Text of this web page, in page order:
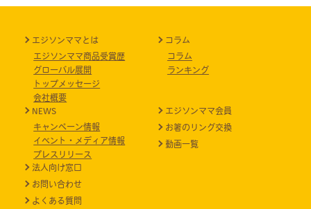
エジソンママとは
エジソンママ商品受賞歴
グローバル展開
トップメッセージ
会社概要
コラム
コラム
ランキング
NEWS
キャンペーン情報
イベント・メディア情報
プレスリリース
エジソンママ会員
お箸のリング交換
動画一覧
法人向け窓口
お問い合わせ
よくある質問